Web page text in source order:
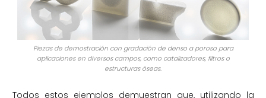
Piezas de demostración con gradación de denso a poroso para
aplicaciones en diversos campos, como catalizadores, filtros o
estructuras óseas.
Todos estos ejemplos demuestran que, utilizando la